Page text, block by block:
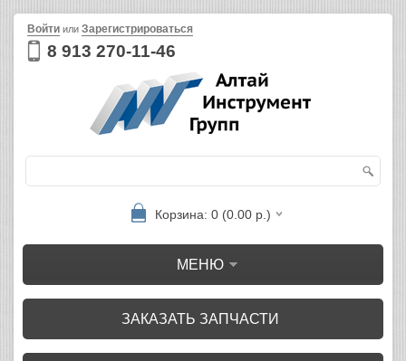
8 913 270-11-46
Войти или Зарегистрироваться
Корзина: 0 (0.00 р.)
МЕНЮ
ЗАКАЗАТЬ ЗАПЧАСТИ